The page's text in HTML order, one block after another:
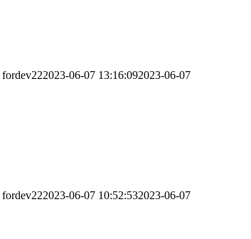
fordev222023-06-07 13:16:092023-06-07
fordev222023-06-07 10:52:532023-06-07